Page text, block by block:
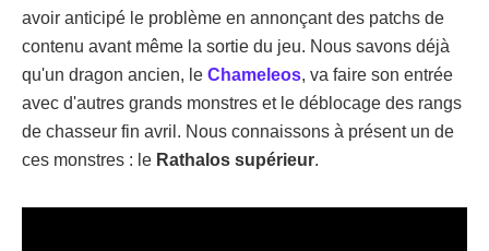
avoir anticipé le problème en annonçant des patchs de
contenu avant même la sortie du jeu. Nous savons déjà
qu'un dragon ancien, le Chameleos, va faire son entrée
avec d'autres grands monstres et le déblocage des rangs
de chasseur fin avril. Nous connaissons à présent un de
ces monstres : le Rathalos supérieur.